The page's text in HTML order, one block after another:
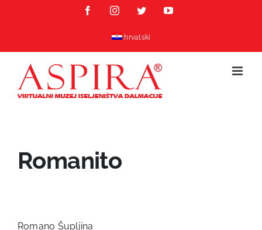
FacebookInstagramTwitterYouTube
hrvatski
Romanito
Romano Šupljina